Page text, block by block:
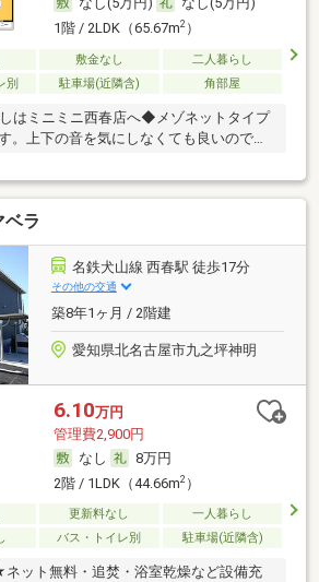
1階 / 2LDK（65.67m2）
敷金なし
二人暮らし
別
駐車場(近隣含) 角部屋
はミニミニ西春店へ◆メゾネットタイプ
。上下の音を気にしなくても良いので、
ベラ
名鉄犬山線 西春駅 徒歩17分
その他の交通
築8年1ヶ月 / 2階建
愛知県北名古屋市九之坪神明
6.10万円
管理費2,900円
なし
8万円
2階 / 1LDK（44.66m2）
更新料なし
一人暮らし
バス・トイレ別 駐車場(近隣含)
ット無料・追焚・浴室乾燥など設備充